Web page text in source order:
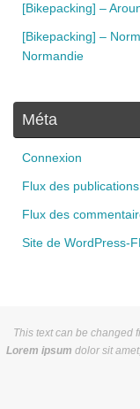
[Bikepacking] –
[Bikepacking] –
Normandie
Méta
Connexion
Flux des publications
Flux des
Site de WordPress-
This text can be changed
Lorem ipsum dolor sit amet,